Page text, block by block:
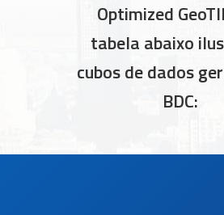
Optimized
tabela abaixo
cubos de dados
BDC: